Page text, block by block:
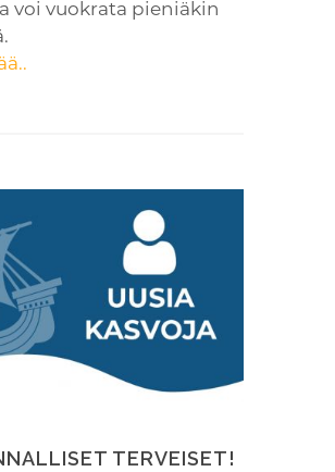
voi vuokrata pieniäkin
TERVEISET!